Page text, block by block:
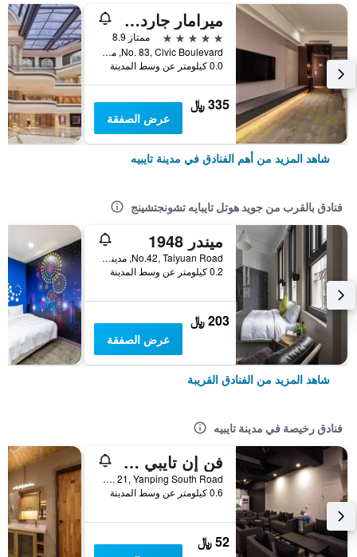
ميرامار جاردن تابييه
5 نجوم
ممتاز 8.9
No. 83, Civic Boulevard, مدينة تايبيه, تايوان
0.0 كيلومتر عن وسط المدينة
335 ﷼
عرض الصفقة
شاهد المزيد من أهم الفنادق في مدينة تايبيه
فنادق بالقرب من جويد هوتل تايبايه تشونجتشينج
ميندر 1948
No.42, Taiyuan Road, مدينة تايبيه, تايوان
0.2 كيلومتر عن وسط المدينة
203 ﷼
عرض الصفقة
شاهد المزيد من الفنادق القريبة
فنادق رخيصة في مدينة تايبيه
فن إن تايبي هوستل
2F, No. 21, Yanping South Road, مدينة تايبيه, تايوان
0.6 كيلومتر عن وسط المدينة
52 ﷼